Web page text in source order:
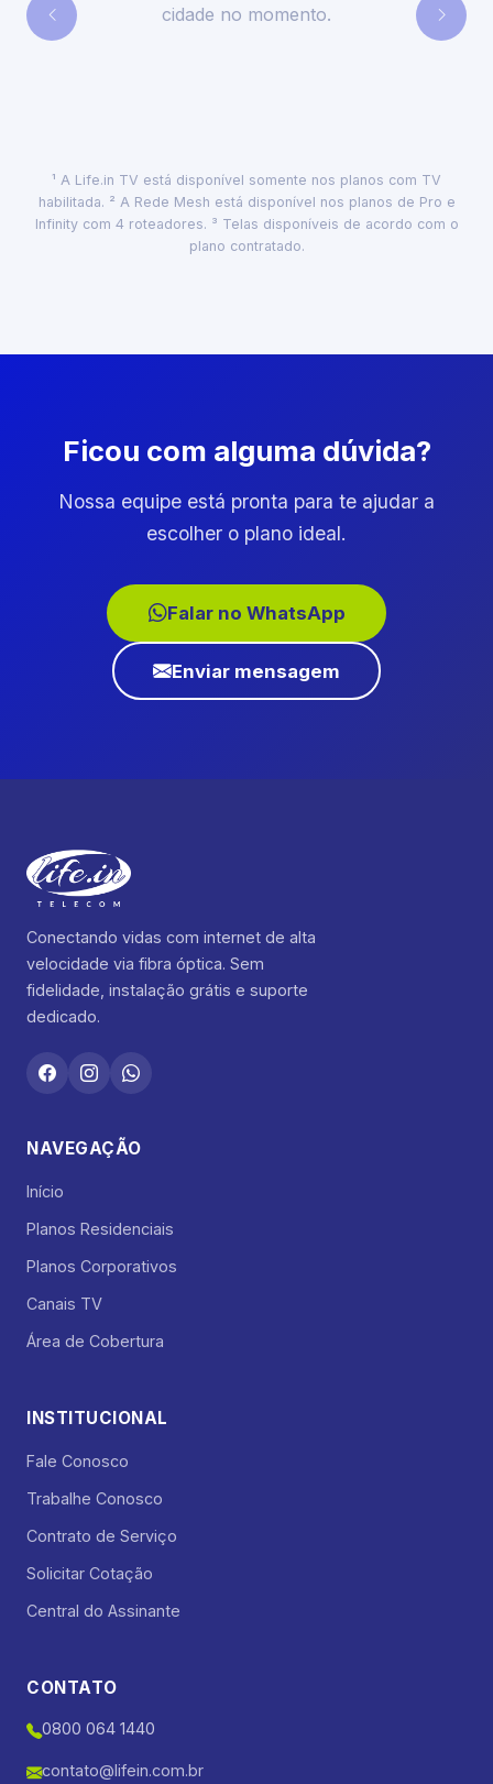
cidade no momento.
¹ A Life.in TV está disponível somente nos planos com TV
habilitada. ² A Rede Mesh está disponível nos planos de Pro e
Infinity com 4 roteadores. ³ Telas disponíveis de acordo com o
plano contratado.
Ficou com alguma dúvida?
Nossa equipe está pronta para te ajudar a
escolher o plano ideal.
Falar no WhatsApp
Enviar mensagem
Conectando vidas com internet de alta
velocidade via fibra óptica. Sem
fidelidade, instalação grátis e suporte
dedicado.
NAVEGAÇÃO
Início
Planos Residenciais
Planos Corporativos
Canais TV
Área de Cobertura
INSTITUCIONAL
Fale Conosco
Trabalhe Conosco
Contrato de Serviço
Solicitar Cotação
Central do Assinante
CONTATO
0800 064 1440
contato@lifein.com.br